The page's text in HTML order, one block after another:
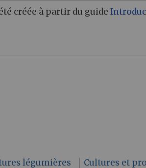
créée à partir du guide
légumières Cultures et